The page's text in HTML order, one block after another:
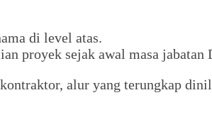
di level atas.
proyek sejak awal masa
alur yang terungkap